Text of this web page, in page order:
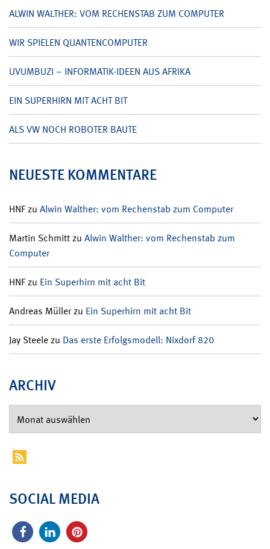
ALWIN WALTHER: VOM RECHENSTAB ZUM COMPUTER
WIR SPIELEN QUANTENCOMPUTER
UVUMBUZI – INFORMATIK-IDEEN AUS AFRIKA
EIN SUPERHIRN MIT ACHT BIT
ALS VW NOCH ROBOTER BAUTE
NEUESTE KOMMENTARE
HNFzu Alwin Walther: vom Rechenstab zum Computer
Martin Schmittzu Alwin Walther: vom Rechenstab zum
Computer
HNFzu Ein Superhirn mit acht Bit
Andreas Müllerzu Ein Superhirn mit acht Bit
Jay Steelezu Das erste Erfolgsmodell: Nixdorf 820
ARCHIV
SOCIAL MEDIA